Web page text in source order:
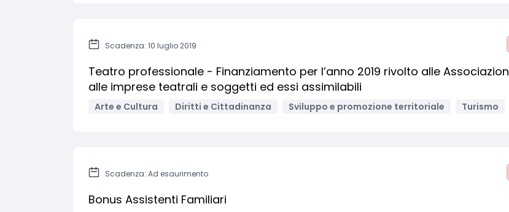
Scadenza: 10 luglio 2019
Teatro professionale - Finanziamento per l’anno 2019 rivolto alle
alle imprese teatrali e soggetti ed essi assimilabili
Arte e Cultura Diritti e Cittadinanza Sviluppo e promozione territoriale Turismo
Scadenza: Ad esaurimento
Bonus Assistenti Familiari